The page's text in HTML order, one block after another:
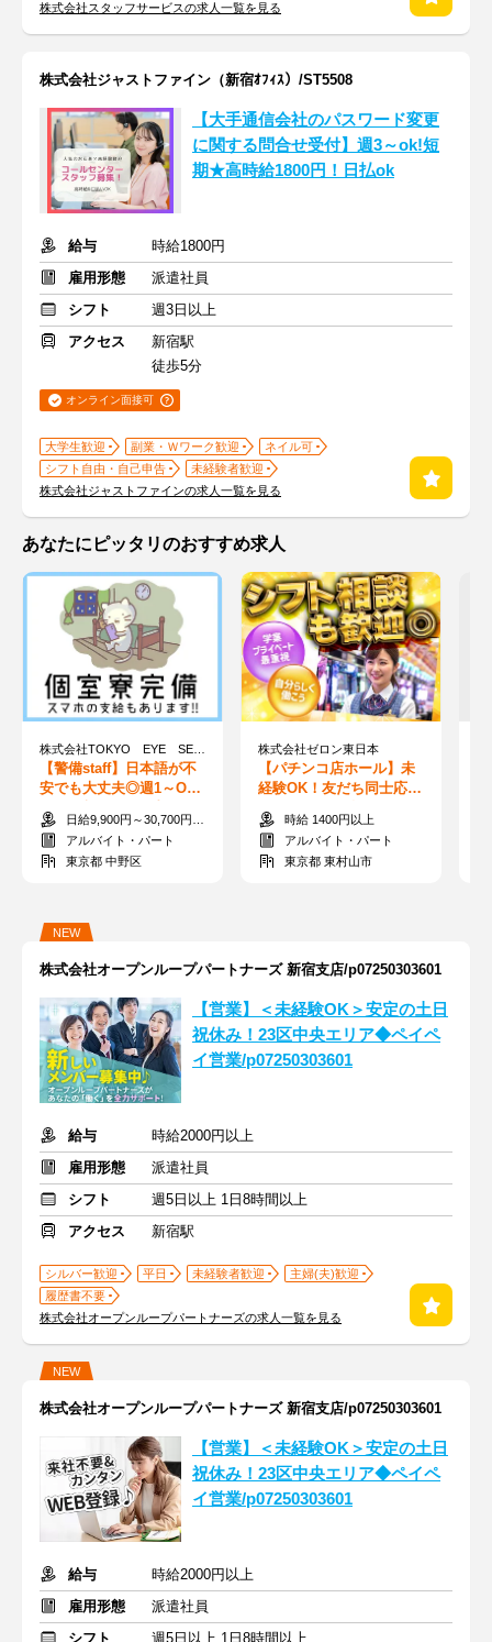
株式会社スタッフサービスの求人一覧を見る
株式会社ジャストファイン（新宿ｵﾌｨｽ）/ST5508
【大手通信会社のパスワード変更
に関する問合せ受付】週3～ok!短
期★高時給1800円！日払ok
給与
時給1800円
雇用形態
派遣社員
シフト
週3日以上
アクセス
新宿駅
徒歩5分
オンライン面接可
大学生歓迎 副業・Ｗワーク歓迎
ネイル可
シフト自由・自己申告
未経験者歓迎
株式会社ジャストファインの求人一覧を見る
あなたにピッタリのおすすめ求人
【警備staff】日本語が不
安でも大丈夫◎週1～O
K！面接で2000円支給！
日払い＆手渡し
日給9,900円～30,700円＋交通費全額支給
アルバイト・パート
東京都 中野区
株式会社ゼロン東日本
【パチンコ店ホール】未
経験OK！友だち同士応募
OK！人気の日払いシステ
ムあり！
時給 1400円以上
アルバイト・パート
東京都 東村山市
NEW
株式会社オープンループパートナーズ 新宿支店/p07250303601
【営業】＜未経験OK＞安定の土日
祝休み！23区中央エリア◆ペイペ
イ営業/p07250303601
給与
時給2000円以上
雇用形態
派遣社員
シフト
週5日以上 1日8時間以上
アクセス
新宿駅
シルバー歓迎 平日 未経験者歓迎
主婦(夫)歓迎
履歴書不要
株式会社オープンループパートナーズの求人一覧を見る
NEW
株式会社オープンループパートナーズ 新宿支店/p07250303601
【営業】＜未経験OK＞安定の土日
祝休み！23区中央エリア◆ペイペ
イ営業/p07250303601
給与
時給2000円以上
雇用形態
派遣社員
シフト
週5日以上 1日8時間以上